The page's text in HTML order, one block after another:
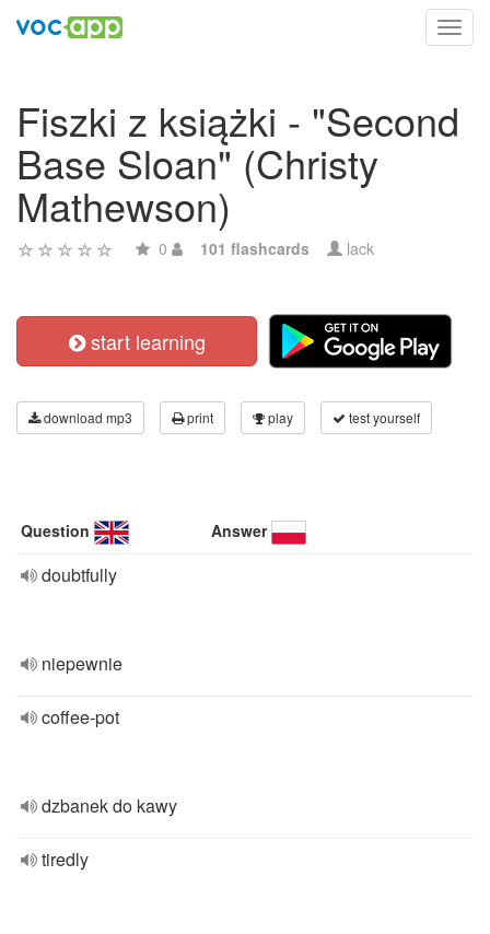
Fiszki z książki - "Second
Base Sloan" (Christy
Mathewson)
0 101 flashcards lack
start learning
download mp3 print play test yourself
Question Answer
doubtfully
niepewnie
coffee-pot
dzbanek do kawy
tiredly